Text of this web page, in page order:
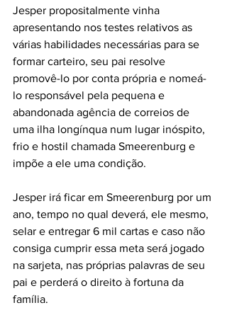
Jesper propositalmente vinha
apresentando nos testes relativos as
várias habilidades necessárias para se
formar carteiro, seu pai resolve
promovê-lo por conta própria e nomeá-
lo responsável pela pequena e
abandonada agência de correios de
uma ilha longínqua num lugar inóspito,
frio e hostil chamada Smeerenburg e
impõe a ele uma condição.
Jesper irá ficar em Smeerenburg por um
ano, tempo no qual deverá, ele mesmo,
selar e entregar 6 mil cartas e caso não
consiga cumprir essa meta será jogado
na sarjeta, nas próprias palavras de seu
pai e perderá o direito à fortuna da
família.